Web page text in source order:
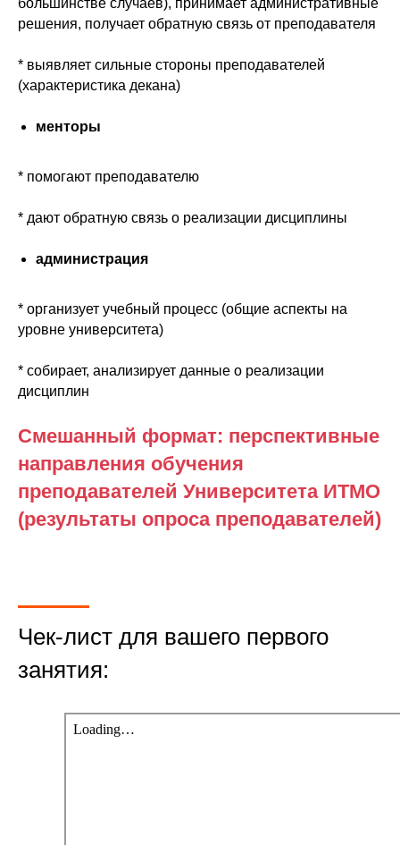
большинстве случаев), принимает административные
решения, получает обратную связь от преподавателя
* выявляет сильные стороны преподавателей
(характеристика декана)
менторы
* помогают преподавателю
* дают обратную связь о реализации дисциплины
администрация
* организует учебный процесс (общие аспекты на
уровне университета)
* собирает, анализирует данные о реализации
дисциплин
Смешанный формат: перспективные
направления обучения
преподавателей Университета ИТМО
(результаты опроса преподавателей)
Чек-лист для вашего первого
занятия: